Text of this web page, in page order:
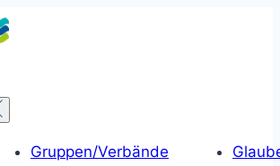
Gruppen/Verbände